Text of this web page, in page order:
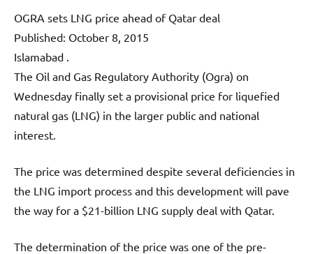
OGRA sets LNG price ahead of Qatar deal
Published: October 8, 2015
Islamabad .
The Oil and Gas Regulatory Authority (Ogra) on
Wednesday finally set a provisional price for liquefied
natural gas (LNG) in the larger public and national
interest.
The price was determined despite several deficiencies in
the LNG import process and this development will pave
the way for a $21-billion LNG supply deal with Qatar.
The determination of the price was one of the pre-